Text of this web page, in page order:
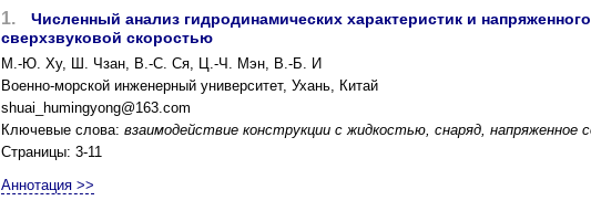
1.
Численный анализ гидродинамических характеристик и
сверхзвуковой скоростью
М.-Ю. Ху, Ш. Чзан, В.-С. Ся, Ц.-Ч. Мэн, В.-Б. И
Военно-морской инженерный университет, Ухань, Китай
shuai_humingyong@163.com
Ключевые слова: взаимодействие конструкции с жидкостью, снаряд, напряженное
Страницы: 3-11
Аннотация >>